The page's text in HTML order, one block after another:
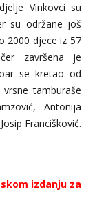
Vinkovci su
su održane još
2000 djece iz 57
završena je
se kretao od
tamburaše
Antonija
Francišković.
izdanju za